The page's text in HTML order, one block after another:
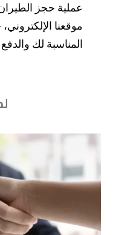
عملية حجز
موقعنا
المناسبة لك